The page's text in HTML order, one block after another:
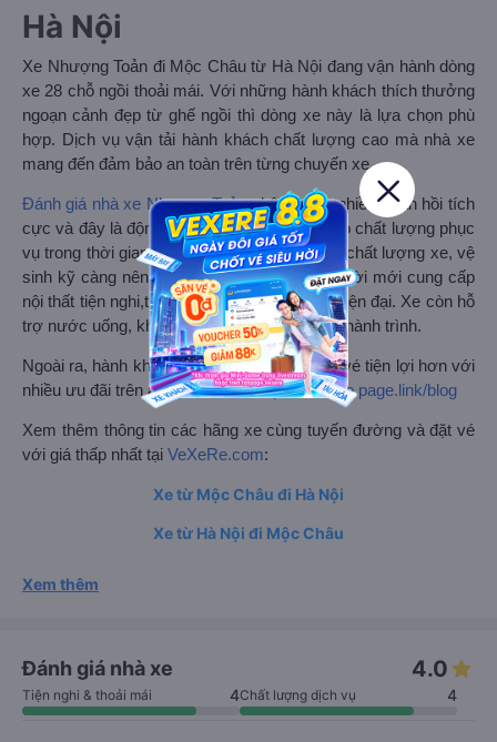
Hà Nội
Xe Nhượng Toản đi Mộc Châu từ Hà Nội đang vận hành dòng
xe 28 chỗ ngồi thoải mái. Với những hành khách thích thưởng
ngoạn cảnh đẹp từ ghế ngồi thì dòng xe này là lựa chọn phù
hợp. Dịch vụ vận tải hành khách chất lượng cao mà nhà xe
mang đến đảm bảo an toàn trên từng chuyến xe.
Đánh giá nhà xe Nhượng Toảnnhận được nhiều phản hồi tích
cực và đây là động lực giúp nhà xe nâng cao chất lượng phục
vụ trong thời gian tới. Nhà xe luôn nâng cao chất lượng xe, vệ
sinh kỹ càng nên xe luôn mới. Xe ghế ngồi đời mới cung cấp
nội thất tiện nghi,thoải mái, . Wifi, máy lạnh hiện đại. Xe còn hỗ
trợ nước uống, khăn lạnh miễn phí trên suốt hành trình.
Ngoài ra, hành khách có thể trải nghiệm đặt vé tiện lợi hơn với
nhiều ưu đãi trên app VEXERE: https://vexere.page.link/blog
Xem thêm thông tin các hãng xe cùng tuyến đường và đặt vé
với giá thấp nhất tại VeXeRe.com:
Xe từ Mộc Châu đi Hà Nội
Xe từ Hà Nội đi Mộc Châu
Xem thêm
Đánh giá nhà xe 4.0
Tiện nghi & thoải mái 4Chất lượng dịch vụ 4